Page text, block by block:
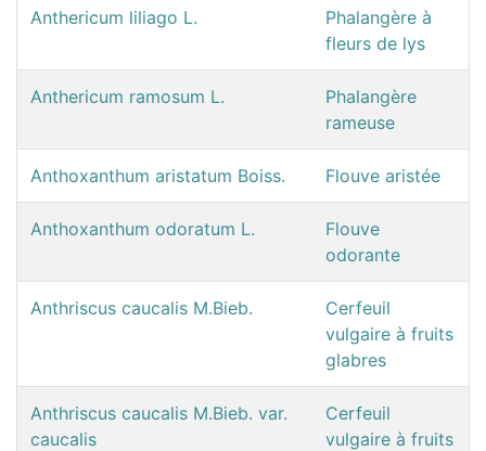
Anthericum liliago L.
Phalangère à
fleurs de lys
Anthericum ramosum L.
Phalangère
rameuse
Anthoxanthum aristatum Boiss. Flouve aristée
Anthoxanthum odoratum L.
Flouve
odorante
Anthriscus caucalis M.Bieb.
Cerfeuil
vulgaire à fruits
glabres
Anthriscus caucalis M.Bieb. var.
caucalis
Cerfeuil
vulgaire à fruits